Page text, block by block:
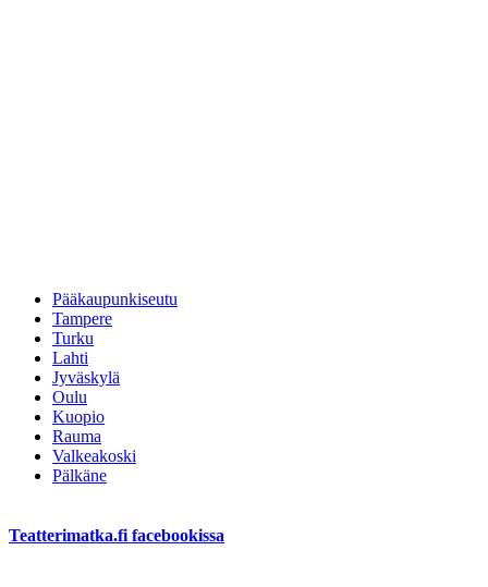
Pääkaupunkiseutu
Tampere
Turku
Lahti
Jyväskylä
Oulu
Kuopio
Rauma
Valkeakoski
Pälkäne
Teatterimatka.fi facebookissa